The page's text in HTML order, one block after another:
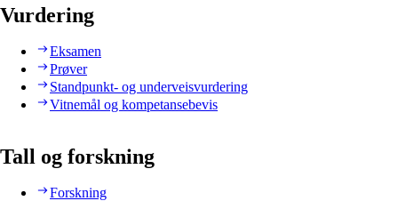
Vurdering
Eksamen
Prøver
Standpunkt- og underveisvurdering
Vitnemål og kompetansebevis
Tall og forskning
Forskning